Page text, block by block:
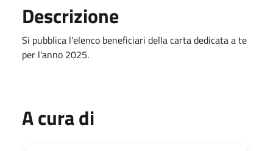
Descrizione
Si pubblica l'elenco beneficiari della carta dedicata a te
per l'anno 2025.
A cura di